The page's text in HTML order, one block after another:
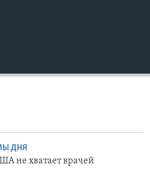
ДНЯ
не хватает врачей